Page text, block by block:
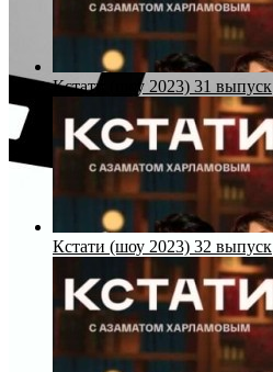
Кстати (шоу 2023) 31 выпуск
Кстати (шоу 2023) 32 выпуск